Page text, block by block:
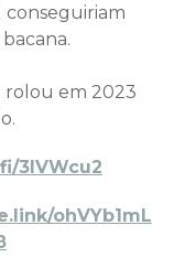
conseguiriam
rolou em 2023
3IVWcu2
ohVYb1mL